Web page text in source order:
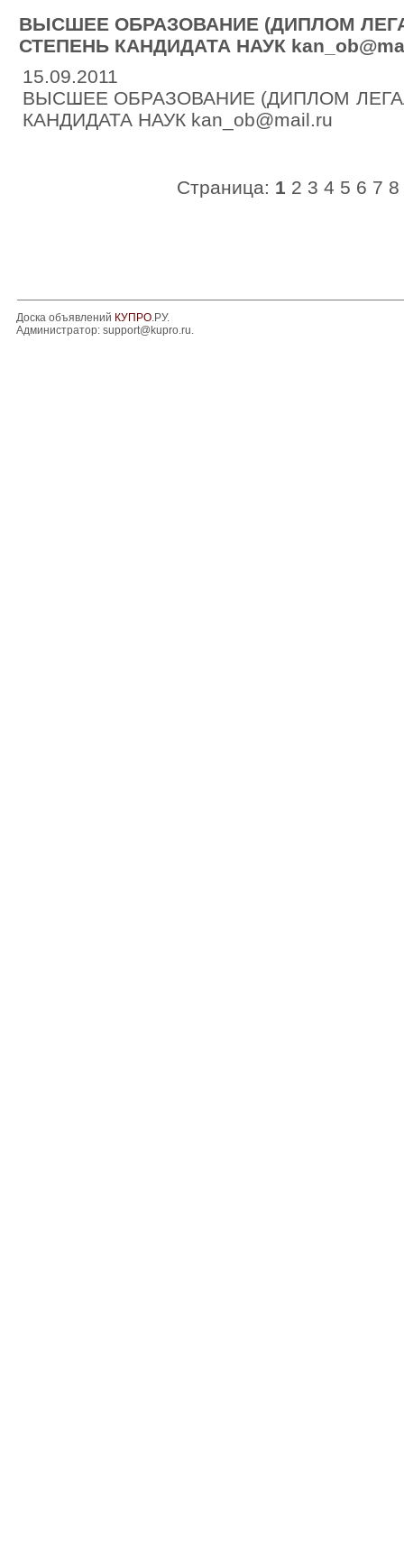
ВЫСШЕЕ ОБРАЗОВАНИЕ (ДИПЛОМ
СТЕПЕНЬ КАНДИДАТА НАУК
15.09.2011
ВЫСШЕЕ ОБРАЗОВАНИЕ (ДИПЛОМ
КАНДИДАТА НАУК kan_ob@mail.ru
Страница: 1 2 3 4 5 6 7 8
Доска объявлений КУПРО.РУ.
Администратор: support@kupro.ru.